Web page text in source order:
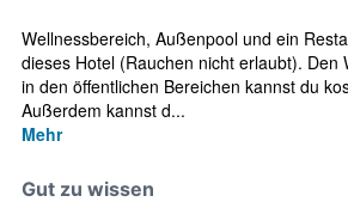
Wellnessbereich, Außenpool und ein
dieses Hotel (Rauchen nicht erlaubt). Den
in den öffentlichen Bereichen kannst du
Außerdem kannst d...
Mehr
Gut zu wissen